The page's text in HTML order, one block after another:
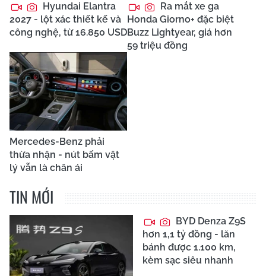
Hyundai Elantra
2027 - lột xác thiết kế và
công nghệ, từ 16.850 USD
Ra mắt xe ga
Honda Giorno+ đặc biệt
Buzz Lightyear, giá hơn
59 triệu đồng
Mercedes-Benz phải
thừa nhận - nút bấm vật
lý vẫn là chân ái
TIN MỚI
BYD Denza Z9S
hơn 1,1 tỷ đồng - lăn
bánh được 1.100 km,
kèm sạc siêu nhanh